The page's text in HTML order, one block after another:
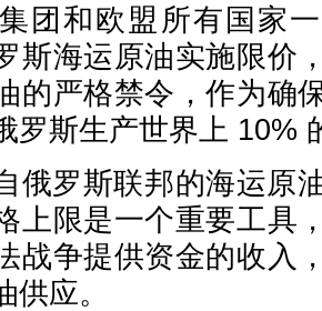
和欧盟所有国家一
斯海运原油实施限价
的严格禁令，作为确
罗斯生产世界上 10%
罗斯联邦的海运原
上限是一个重要工具
战争提供资金的收入
供应。